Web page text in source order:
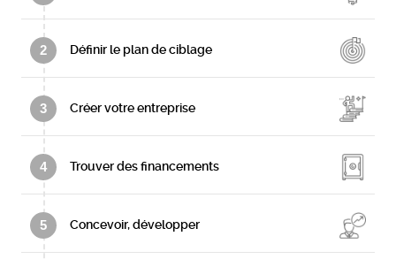
2 Définir le plan de ciblage
3 Créer votre entreprise
4 Trouver des financements
5 Concevoir, développer